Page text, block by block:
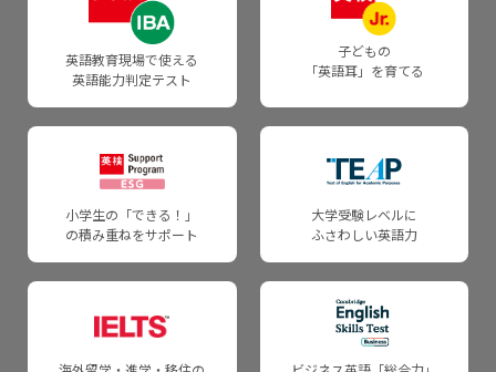
英語教育現場で使える
英語能力判定テスト
子どもの
「英語耳」を育てる
小学生の「できる！」
の積み重ねをサポート
大学受験レベルに
ふさわしい英語力